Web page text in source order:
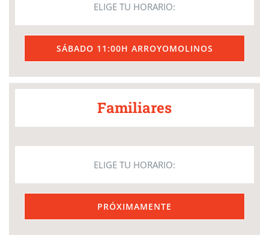
ELIGE TU HORARIO:
SÁBADO 11:00H ARROYOMOLINOS
Familiares
ELIGE TU HORARIO:
PRÓXIMAMENTE